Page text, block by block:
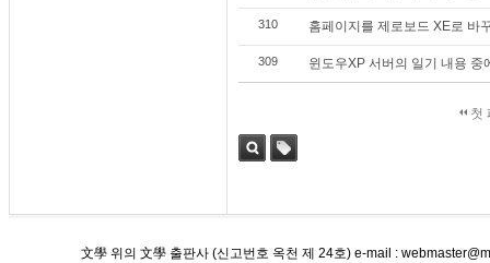
310 홈페이지를 제로보드 XE로 바
309 윈도우XP 서버의 일기 내용
첫
文學 위의 文學 출판사 (신고번호 옥천 제 24호) e-mail :